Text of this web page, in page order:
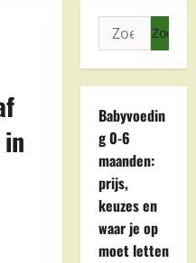
Zoeken
naar:
Babyvoedin
g 0-6
maanden:
prijs,
keuzes en
waar je op
moet letten